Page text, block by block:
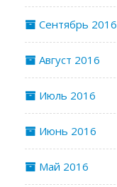
Сентябрь 2016
Август 2016
Июль 2016
Июнь 2016
Май 2016